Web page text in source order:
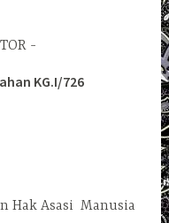
KG.I/726
Hak Asasi Manusia